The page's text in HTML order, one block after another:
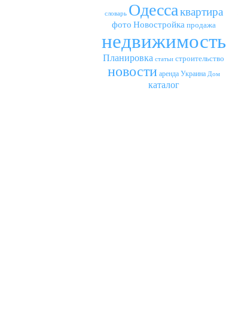
словарь Одессаквартира
фото Новостройка продажа
недвижимость
Планировка статьи строительство
новости аренда Украина Дом
каталог